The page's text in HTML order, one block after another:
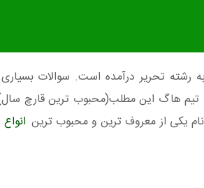
رشته تحریر درآمده است. سوالات
هاگ این مطلب(محبوب ترین قارچ سال)
یکی از معروف ترین و محبوب ترین